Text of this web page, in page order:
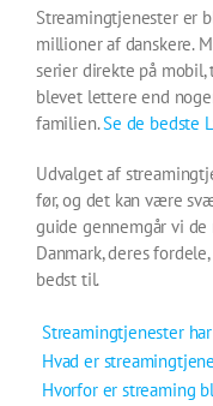
Streamingtjenester er
millioner af danskere.
serier direkte på
blevet lettere end
familien.Se de bedste
Udvalget af
før, og det kan være
guide gennemgår vi
Danmark, deres
bedst til.
Streamingtjenester
Hvad er
Hvorfor er streaming